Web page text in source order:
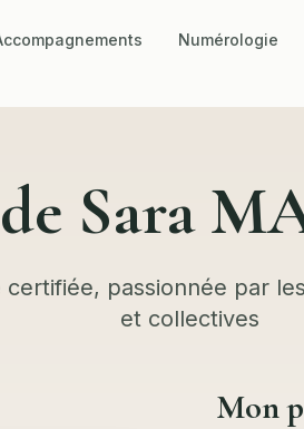
Numérologie
Sara
passionnée par
et collectives
Mon